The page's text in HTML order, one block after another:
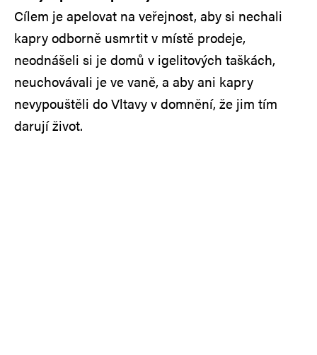
Cílem je apelovat na veřejnost, aby si nechali
kapry odborně usmrtit v místě prodeje,
neodnášeli si je domů v igelitových taškách,
neuchovávali je ve vaně, a aby ani kapry
nevypouštěli do Vltavy v domnění, že jim tím
darují život.